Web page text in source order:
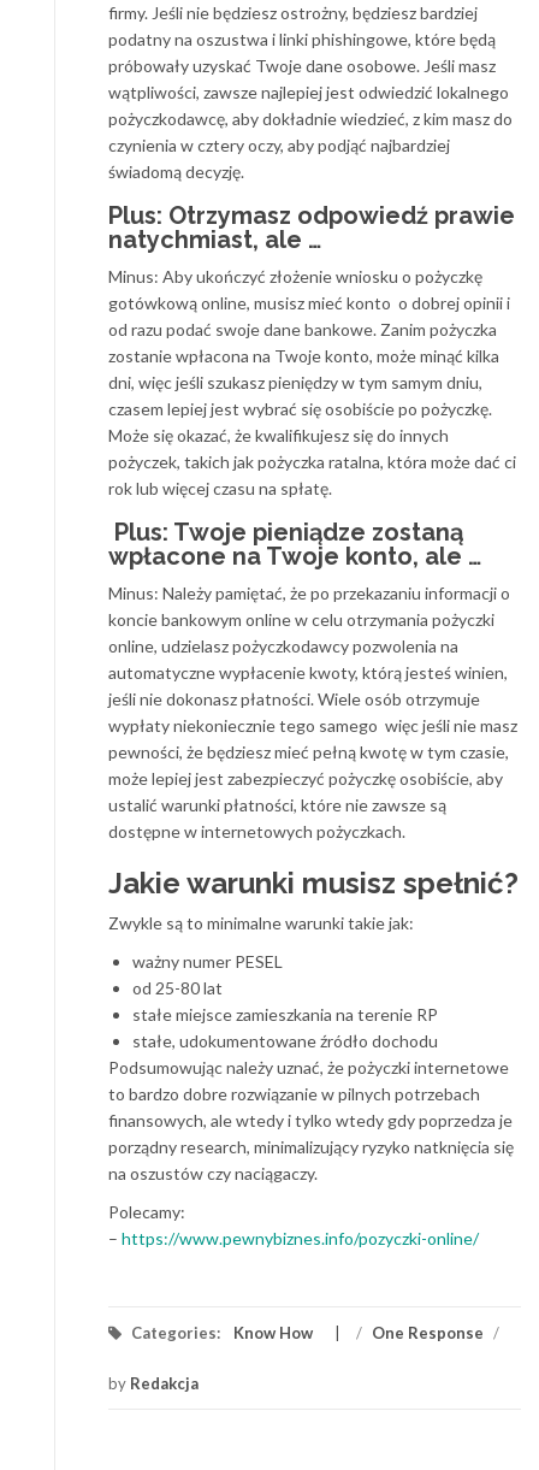
firmy. Jeśli nie będziesz ostrożny, będziesz bardziej
podatny na oszustwa i linki phishingowe, które będą
próbowały uzyskać Twoje dane osobowe. Jeśli masz
wątpliwości, zawsze najlepiej jest odwiedzić lokalnego
pożyczkodawcę, aby dokładnie wiedzieć, z kim masz do
czynienia w cztery oczy, aby podjąć najbardziej
świadomą decyzję.
Plus: Otrzymasz odpowiedź prawie
natychmiast, ale …
Minus: Aby ukończyć złożenie wniosku o pożyczkę
gotówkową online, musisz mieć konto o dobrej opinii i
od razu podać swoje dane bankowe. Zanim pożyczka
zostanie wpłacona na Twoje konto, może minąć kilka
dni, więc jeśli szukasz pieniędzy w tym samym dniu,
czasem lepiej jest wybrać się osobiście po pożyczkę.
Może się okazać, że kwalifikujesz się do innych
pożyczek, takich jak pożyczka ratalna, która może dać ci
rok lub więcej czasu na spłatę.
Plus: Twoje pieniądze zostaną
wpłacone na Twoje konto, ale …
Minus: Należy pamiętać, że po przekazaniu informacji o
koncie bankowym online w celu otrzymania pożyczki
online, udzielasz pożyczkodawcy pozwolenia na
automatyczne wypłacenie kwoty, którą jesteś winien,
jeśli nie dokonasz płatności. Wiele osób otrzymuje
wypłaty niekoniecznie tego samego więc jeśli nie masz
pewności, że będziesz mieć pełną kwotę w tym czasie,
może lepiej jest zabezpieczyć pożyczkę osobiście, aby
ustalić warunki płatności, które nie zawsze są
dostępne w internetowych pożyczkach.
Jakie warunki musisz spełnić?
Zwykle są to minimalne warunki takie jak:
ważny numer PESEL
od 25-80 lat
stałe miejsce zamieszkania na terenie RP
stałe, udokumentowane źródło dochodu
Podsumowując należy uznać, że pożyczki internetowe
to bardzo dobre rozwiązanie w pilnych potrzebach
finansowych, ale wtedy i tylko wtedy gdy poprzedza je
porządny research, minimalizujący ryzyko natknięcia się
na oszustów czy naciągaczy.
Polecamy:
– https://www.pewnybiznes.info/pozyczki-online/
Categories: Know How / One Response /
by Redakcja